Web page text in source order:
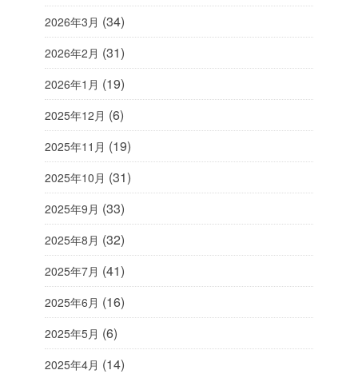
2026年3月 (34)
2026年2月 (31)
2026年1月 (19)
2025年12月 (6)
2025年11月 (19)
2025年10月 (31)
2025年9月 (33)
2025年8月 (32)
2025年7月 (41)
2025年6月 (16)
2025年5月 (6)
2025年4月 (14)